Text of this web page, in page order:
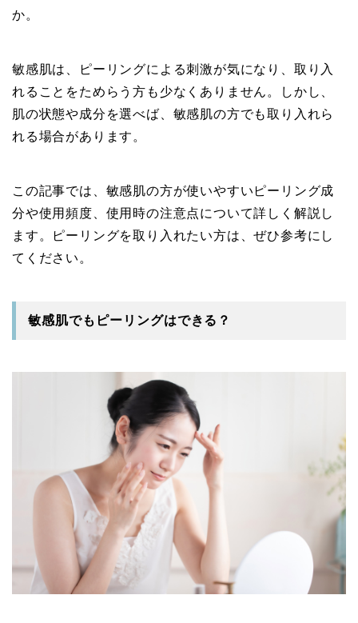
か。
敏感肌は、ピーリングによる刺激が気になり、取り入
れることをためらう方も少なくありません。しかし、
肌の状態や成分を選べば、敏感肌の方でも取り入れら
れる場合があります。
この記事では、敏感肌の方が使いやすいピーリング成
分や使用頻度、使用時の注意点について詳しく解説し
ます。ピーリングを取り入れたい方は、ぜひ参考にし
てください。
敏感肌でもピーリングはできる？